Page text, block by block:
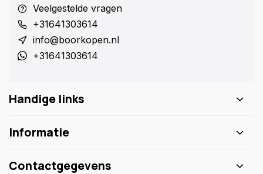
Veelgestelde vragen
+31641303614
info@boorkopen.nl
+31641303614
Handige links
Informatie
Contactgegevens